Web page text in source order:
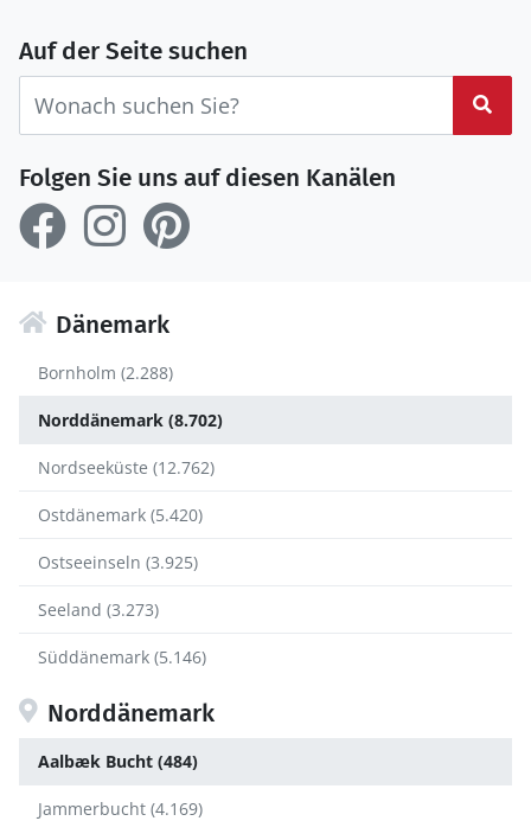
Auf der Seite suchen
Folgen Sie uns auf diesen Kanälen
Dänemark
Bornholm (2.288)
Norddänemark (8.702)
Nordseeküste (12.762)
Ostdänemark (5.420)
Ostseeinseln (3.925)
Seeland (3.273)
Süddänemark (5.146)
Norddänemark
Aalbæk Bucht (484)
Jammerbucht (4.169)